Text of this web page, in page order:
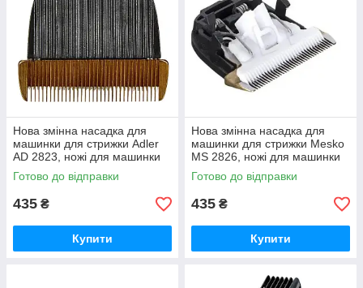
Нова змінна насадка для
машинки для стрижки Adler
AD 2823, ножі для машинки
для стрижки Adler AD 2823 з
Європи.
Готово до відправки
435 ₴
Купити
Нова змінна насадка для
машинки для стрижки Mesko
MS 2826, ножі для машинки
для стрижки Mesko MS 2826
з Європи.
Готово до відправки
435 ₴
Купити